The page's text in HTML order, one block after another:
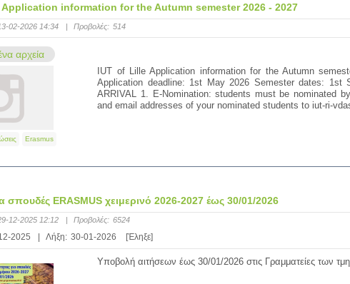
information for the Autumn semester 2026 - 2027
02-2026 14:34 | Προβολές: 514
αρχεία
IUT of Lille Application information for the Autumn
Application deadline: 1st May 2026 Semester dates: 1st
ARRIVAL 1. E-Nomination: students must be nominated
and email addresses of your nominated students to iut-ri-
Erasmus
σπουδές ERASMUS χειμερινό 2026-2027 έως 30/01/2026
12-2025 12:12 | Προβολές: 6524
2025 Λήξη: 30-01-2026 [Έληξε]
Υποβολή αιτήσεων έως 30/01/2026 στις Γραμματείες των